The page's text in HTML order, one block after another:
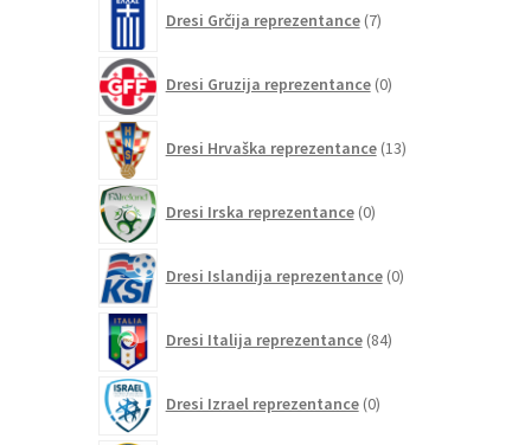
Dresi Grčija reprezentance 7izdelkov
Dresi Gruzija reprezentance 0izdelkov
Dresi Hrvaška reprezentance 13izdelkov
Dresi Irska reprezentance 0izdelkov
Dresi Islandija reprezentance 0izdelkov
Dresi Italija reprezentance 84izdelkov
Dresi Izrael reprezentance 0izdelkov